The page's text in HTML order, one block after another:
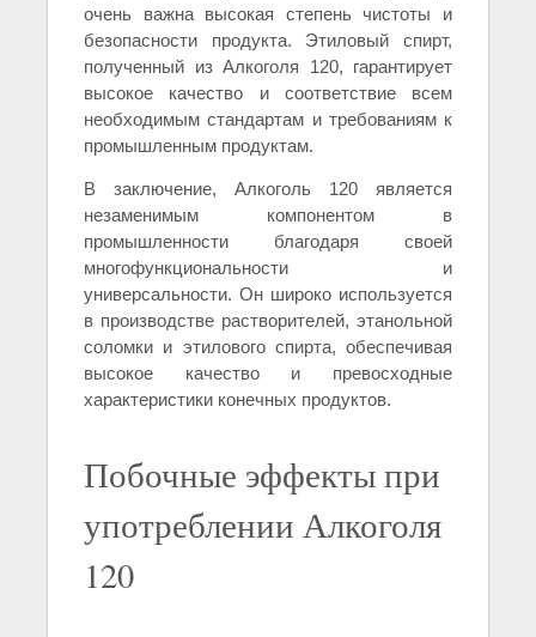
очень важна высокая степень чистоты и
безопасности продукта. Этиловый спирт,
полученный из Алкоголя 120, гарантирует
высокое качество и соответствие всем
необходимым стандартам и требованиям к
промышленным продуктам.
В заключение, Алкоголь 120 является
незаменимым компонентом в
промышленности благодаря своей
многофункциональности и
универсальности. Он широко используется
в производстве растворителей, этанольной
соломки и этилового спирта, обеспечивая
высокое качество и превосходные
характеристики конечных продуктов.
Побочные эффекты при
употреблении Алкоголя
120